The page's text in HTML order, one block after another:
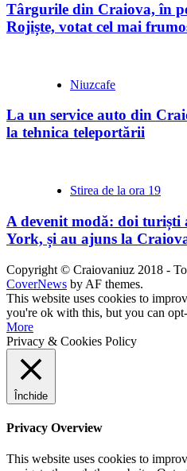
Târgurile din Craiova, în
Rojiște, votat cel mai
Niuzcafe
La un service auto din
la tehnica teleportării
Stirea de la ora 19
A devenit modă: doi turiști
York, și au ajuns la
Copyright © Craiovaniuz 2018 -
CoverNews by AF themes.
This website uses cookies to
you're ok with this, but you can
More
Privacy & Cookies Policy
Închide
Privacy Overview
This website uses cookies to